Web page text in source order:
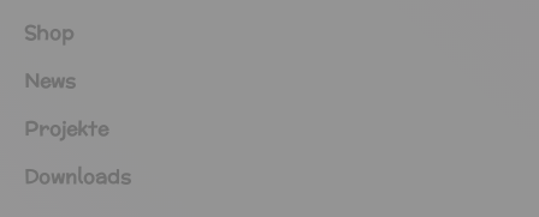
Shop
News
Projekte
Downloads